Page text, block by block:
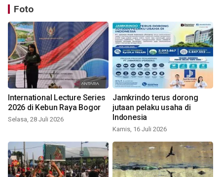
Foto
International Lecture Series
2026 di Kebun Raya Bogor
Selasa, 28 Juli 2026
Jamkrindo terus dorong
jutaan pelaku usaha di
Indonesia
Kamis, 16 Juli 2026